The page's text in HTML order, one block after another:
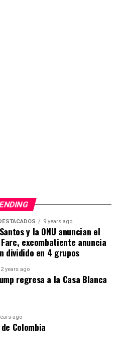
9 years ago
y la ONU anuncian el
excombatiente anuncia
dividido en 4 grupos
2 years ago
regresa a la Casa Blanca
ago
Colombia